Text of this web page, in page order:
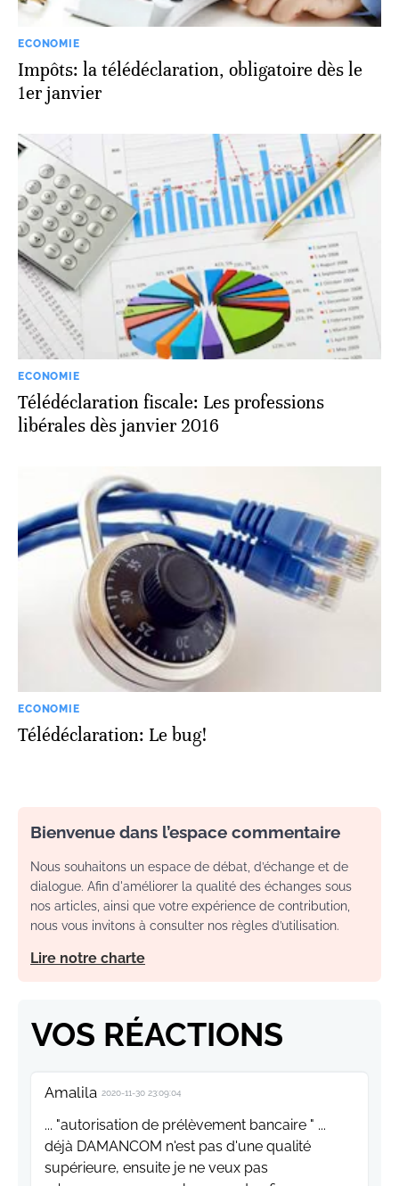
ECONOMIE
Impôts: la télédéclaration, obligatoire dès le
1er janvier
ECONOMIE
Télédéclaration fiscale: Les professions
libérales dès janvier 2016
ECONOMIE
Télédéclaration: Le bug!
Bienvenue dans l’espace commentaire
Nous souhaitons un espace de débat, d’échange et de
dialogue. Afin d'améliorer la qualité des échanges sous
nos articles, ainsi que votre expérience de contribution,
nous vous invitons à consulter nos règles d’utilisation.
Lire notre charte
VOS RÉACTIONS
Amalila 2020-11-30 23:09:04
... "autorisation de prélèvement bancaire " ...
déjà DAMANCOM n'est pas d'une qualité
supérieure, ensuite je ne veux pas